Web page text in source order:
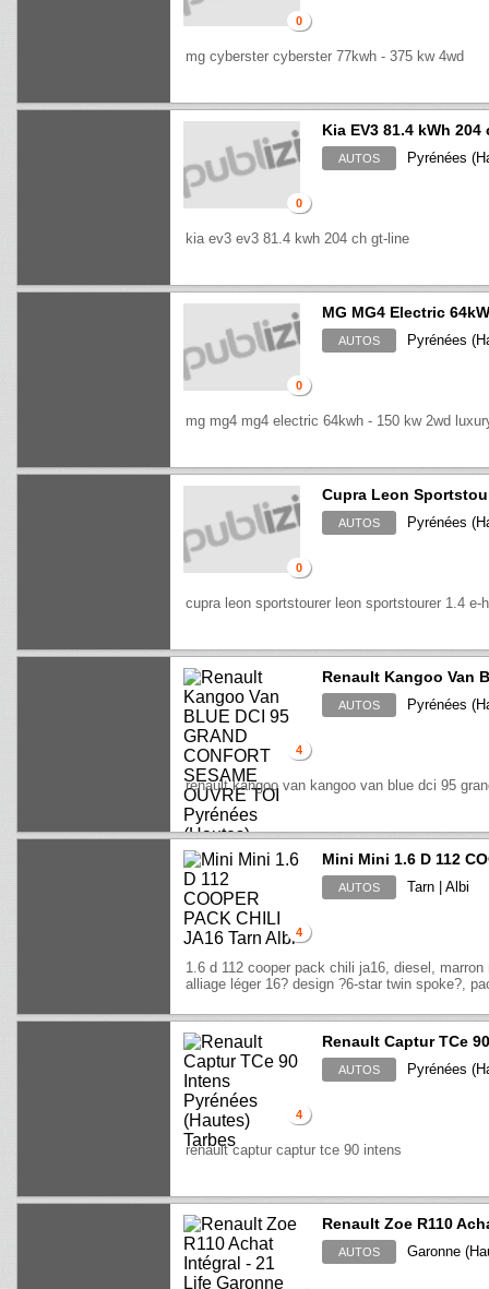
0
mg cyberster cyberster 77kwh - 375 kw 4wd
0
Kia EV3 81.4 kWh 204
AUTOS Pyrénées
kia ev3 ev3 81.4 kwh 204 ch gt-line
0
MG MG4 Electric
AUTOS Pyrénées
mg mg4 mg4 electric 64kwh - 150 kw 2wd
0
Cupra Leon
AUTOS Pyrénées
cupra leon sportstourer leon sportstourer 1.4 e-
4
Renault Kangoo Van
AUTOS Pyrénées
renault kangoo van kangoo van blue dci 95
4
Mini Mini 1.6 D 112
AUTOS Tarn | Albi
1.6 d 112 cooper pack chili ja16, diesel,
alliage léger 16? design ?6-star twin spoke?,
4
Renault Captur TCe
AUTOS Pyrénées
renault captur captur tce 90 intens
Renault Zoe R110
AUTOS Garonne